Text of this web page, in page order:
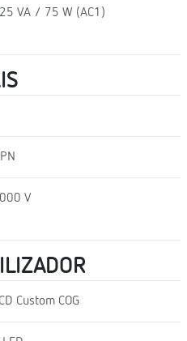
VA / 75 W (AC1)
V
Custom COG